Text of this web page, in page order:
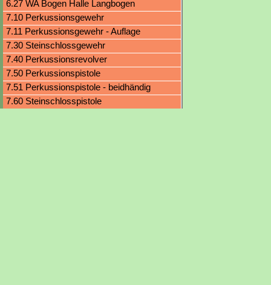
6.27 WA Bogen Halle Langbogen
7.10 Perkussionsgewehr
7.11 Perkussionsgewehr - Auflage
7.30 Steinschlossgewehr
7.40 Perkussionsrevolver
7.50 Perkussionspistole
7.51 Perkussionspistole - beidhändig
7.60 Steinschlosspistole